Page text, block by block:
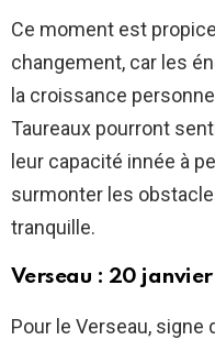
Ce moment est
changement, car les
la croissance
Taureaux pourront
leur capacité innée à
surmonter les
tranquille.
Verseau : 20
Pour le Verseau, signe